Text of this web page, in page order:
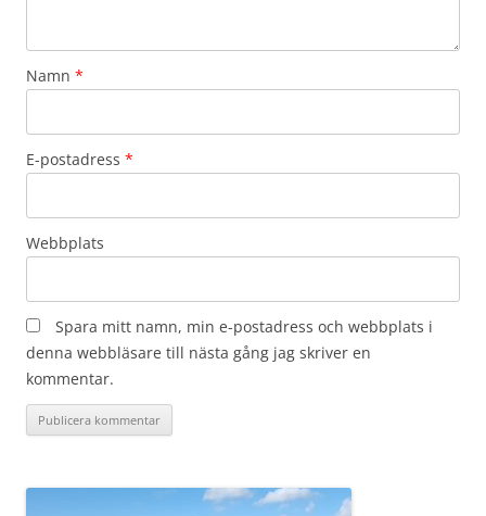
Namn *
E-postadress *
Webbplats
Spara mitt namn, min e-postadress och webbplats i
denna webbläsare till nästa gång jag skriver en
kommentar.